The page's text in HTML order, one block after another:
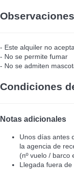
Observaciones
- Este alquiler no
- No se permite fumar
- No se admiten
Condiciones
Notas adicionales
Unos días antes
la agencia de
(nº vuelo / barco
Llegada fuera